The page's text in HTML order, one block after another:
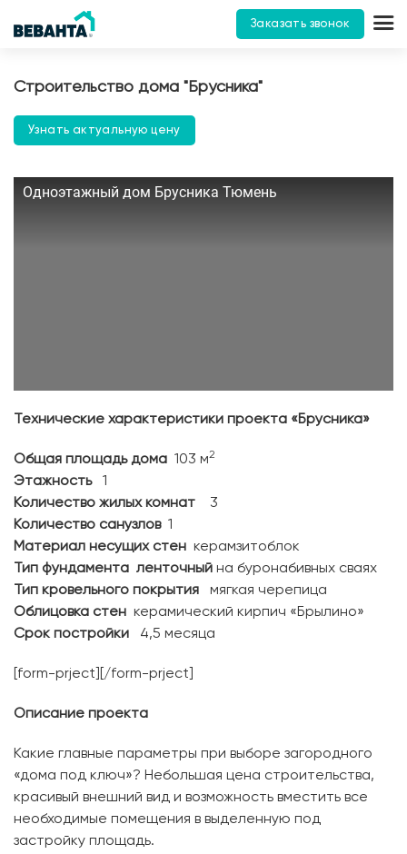
Заказать звонок
Строительство дома "Брусника"
Узнать актуальную цену
Одноэтажный дом Брусника Тюмень
Технические характеристики проекта «Брусника»
Общая площадь дома 103 м2
Этажность1
Количество жилых комнат 3
Количество санузлов1
Материал несущих стен керамзитоблок
Тип фундамента ленточный на буронабивных сваях
Тип кровельного покрытия мягкая черепица
Облицовка стен керамический кирпич «Брылино»
Срок постройки 4,5 месяца
[form-prject][/form-prject]
Описание проекта
Какие главные параметры при выборе загородного
«дома под ключ»? Небольшая цена строительства,
красивый внешний вид и возможность вместить все
необходимые помещения в выделенную под
застройку площадь.